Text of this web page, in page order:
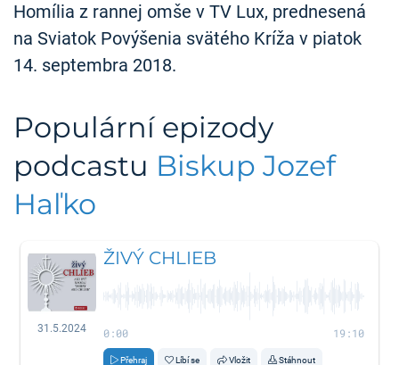
Homília z rannej omše v TV Lux, prednesená
na Sviatok Povýšenia svätého Kríža v piatok
14. septembra 2018.
Populární epizody
podcastu Biskup Jozef
Haľko
31.5.2024
ŽIVÝ CHLIEB
0:00 19:10
Přehraj Líbí se Vložit Stáhnout